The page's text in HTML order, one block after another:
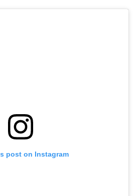
post on Instagram